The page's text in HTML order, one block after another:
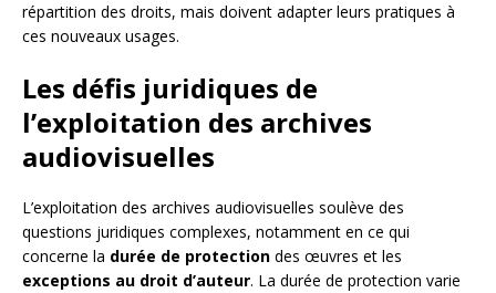
répartition des droits, mais doivent adapter leurs pratiques à
ces nouveaux usages.
Les défis juridiques de
l’exploitation des archives
audiovisuelles
L’exploitation des archives audiovisuelles soulève des
questions juridiques complexes, notamment en ce qui
concerne la durée de protection des œuvres et les
exceptions au droit d’auteur. La durée de protection varie